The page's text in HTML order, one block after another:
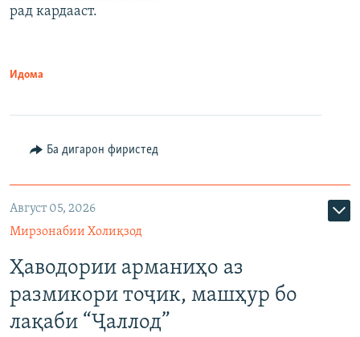
рад кардааст.
Идома
Ба дигарон фиристед
Август 05, 2026
Мирзонабии Холиқзод
Ҳаводории арманиҳо аз
размикори тоҷик, машҳур бо
лақаби “Ҷаллод”